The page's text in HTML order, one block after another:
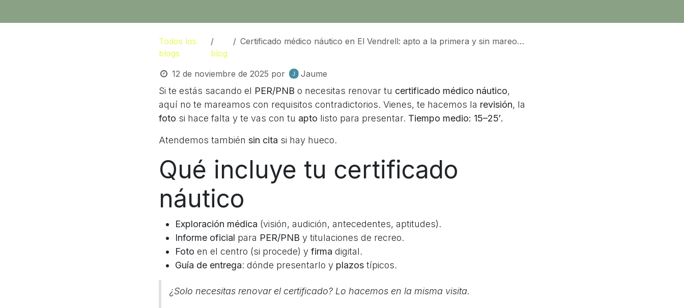
Todos los
blogs
blog
Certificado médico náutico en El Vendrell: apto a la primera y sin mareos (PER, PNB y titulines)
12 de noviembre de 2025 por Jaume
Si te estás sacando el PER/PNB o necesitas renovar tu certificado médico náutico,
aquí no te mareamos con requisitos contradictorios. Vienes, te hacemos la revisión, la
foto si hace falta y te vas con tu apto listo para presentar. Tiempo medio: 15–25′.
Atendemos también sin cita si hay hueco.
Qué incluye tu certificado
náutico
Exploración médica (visión, audición, antecedentes, aptitudes).
Informe oficial para PER/PNB y titulaciones de recreo.
Foto en el centro (si procede) y firma digital.
Guía de entrega: dónde presentarlo y plazos típicos.
¿Solo necesitas renovar el certificado? Lo hacemos en la misma visita.